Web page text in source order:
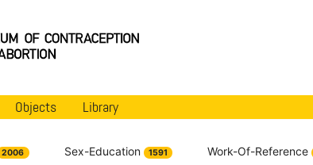
Objects Library
2006 Sex-Education 1591 Work-Of-Reference